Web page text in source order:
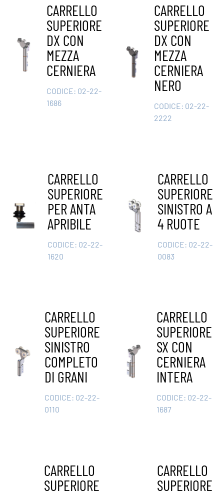
CARRELLO
SUPERIORE
DX CON
MEZZA
CERNIERA
CODICE: 02-22-
1686
CARRELLO
SUPERIORE
DX CON
MEZZA
CERNIERA
NERO
CODICE: 02-22-
2222
CARRELLO
SUPERIORE
PER ANTA
APRIBILE
CODICE: 02-22-
1620
CARRELLO
SUPERIORE
SINISTRO A
4 RUOTE
CODICE: 02-22-
0083
CARRELLO
SUPERIORE
SINISTRO
COMPLETO
DI GRANI
CODICE: 02-22-
0110
CARRELLO
SUPERIORE
SX CON
CERNIERA
INTERA
CODICE: 02-22-
1687
CARRELLO
SUPERIORE
CARRELLO
SUPERIORE